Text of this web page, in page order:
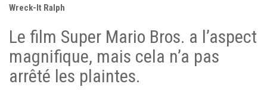
Wreck-It Ralph
Le film Super Mario Bros. a l’aspect
magnifique, mais cela n’a pas
arrêté les plaintes.